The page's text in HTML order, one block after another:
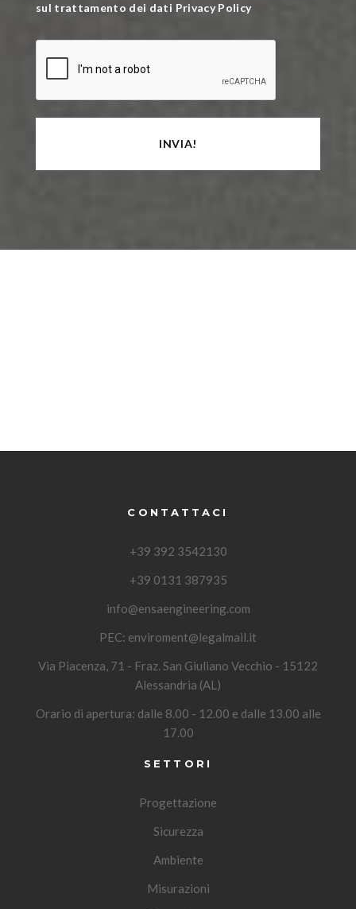
sul trattamento dei dati Privacy Policy
INVIA!
CONTATTACI
+39 392 3542130
+39 0131 387935
info@ensaengineering.com
PEC: enviroment@legalmail.it
Via Piacenza, 71 - Fraz. San Giuliano Vecchio - 15122
Alessandria (AL)
Orario di apertura: dalle 8.00 - 12.00 e dalle 13.00 alle
17.00
SETTORI
Progettazione
Sicurezza
Ambiente
Misurazioni